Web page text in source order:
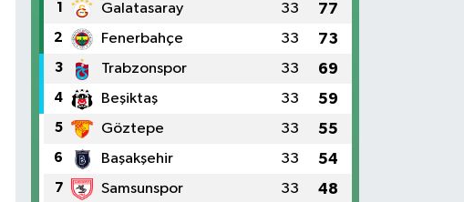
1 Galatasaray 33 77
2 Fenerbahçe 33 73
3 Trabzonspor 33 69
4 Beşiktaş 33 59
5 Göztepe 33 55
6 Başakşehir 33 54
7 Samsunspor 33 48